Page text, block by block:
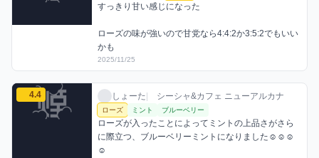
すっきり甘い感じになった
ローズの味が強いので甘党なら4:4:2か3:5:2でもいい
かも
2025/11/25
しょーたのローズミックスを見る
4.4 しょーた / お店シーシャ / 2025年11月11日
しょーた| シーシャ&カフェ ニューアルカナ
利用フレーバー
ローズ ミント ブルーベリー
コメント
ローズが入ったことによってミントの上品さがさら
に際立つ、ブルーベリーミントになりました☺☺☺
☺
評価